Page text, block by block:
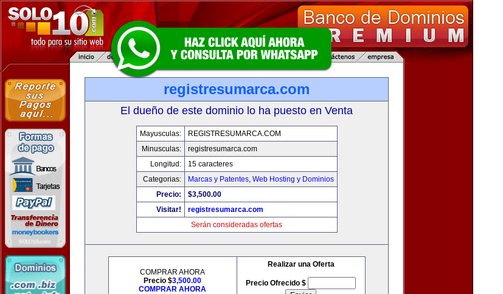
registresumarca.com
El dueño de este dominio lo ha puesto en Venta
Mayusculas:
REGISTRESUMARCA.COM
Minusculas:
registresumarca.com
Longitud:
15 caracteres
Categorias:
Marcas y Patentes, Web Hosting y Dominios
Precio:
$3,500.00
Visitar!
registresumarca.com
Serán consideradas ofertas
COMPRAR AHORA
Precio $3,500.00
COMPRAR AHORA
Realizar una Oferta
Precio Ofrecido $